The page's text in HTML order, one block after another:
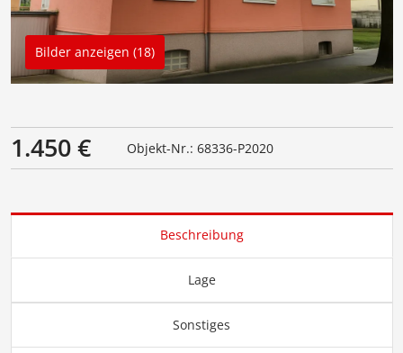
Bilder anzeigen (18)
1.450 € Objekt-Nr.: 68336-P2020
Beschreibung
Lage
Sonstiges